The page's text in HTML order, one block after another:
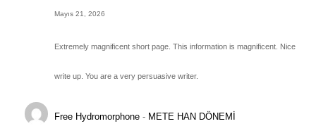
Mayıs 21, 2026
Extremely magnificent short page. This information is magnificent. Nice
write up. You are a very persuasive writer.
Free Hydromorphone - METE HAN DÖNEMİ